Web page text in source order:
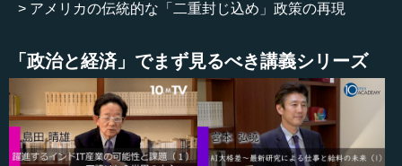
軟な態度を採ってきましたが、そういうことにはお構いな
を持ち、オスマン帝国の伝統も持ち、今でもスンナ派に属
しているイスラム共同体の重要な国の一つであるトルコを
脅かしたという事実があります。
こうした点で、イスラム国の「自分たちこそスンナ派アラ
ブの代表だ」というような主張は、トルコに限らず、アラ
アメリカの伝統的な「二重封じ込め」政策の再現
「政治と経済」でまず見るべき講義シリーズ